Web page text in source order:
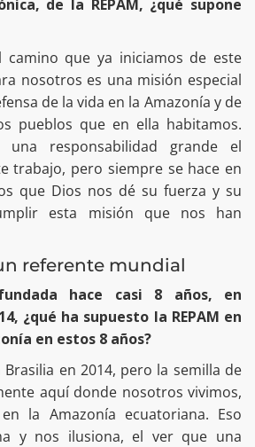
de la REPAM, ¿qué supone
camino que ya iniciamos de este
nosotros es una misión especial
de la vida en la Amazonía y de
pueblos que en ella habitamos.
una responsabilidad grande el
trabajo, pero siempre se hace en
que Dios nos dé su fuerza y su
esta misión que nos han
referente mundial
hace casi 8 años, en
¿qué ha supuesto la REPAM en
en estos 8 años?
Brasilia en 2014, pero la semilla de
aquí donde nosotros vivimos,
la Amazonía ecuatoriana. Eso
y nos ilusiona, el ver que una